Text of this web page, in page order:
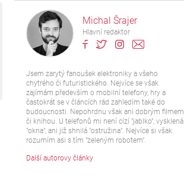
Michal Šrajer
Hlavní redaktor
Jsem zarytý fanoušek elektroniky a všeho
chytrého či futuristického. Nejvíce se však
zajímám především o mobilní telefony, hry a
častokrát se v článcích rád zahledím také do
budoucnosti. Nepohrdnu však ani dobrým filmem
či knihou. U telefonů mi není cízí "jablko", vysklená
"okna", ani již shnilá "ostružina". Nejvíce si však
rozumím asi s tím "zeleným robotem".
Další autorovy články